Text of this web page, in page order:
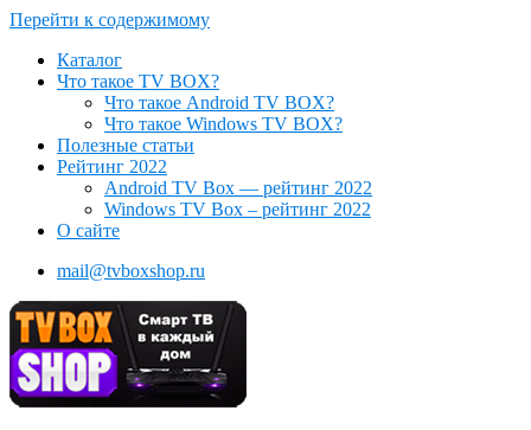
Перейти к содержимому
Каталог
Что такое TV BOX?
Что такое Android TV BOX?
Что такое Windows TV BOX?
Полезные статьи
Рейтинг 2022
Android TV Box — рейтинг 2022
Windows TV Box – рейтинг 2022
О сайте
mail@tvboxshop.ru